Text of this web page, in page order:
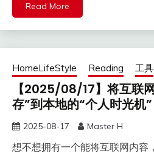
Read More
HomeLifeStyle Reading 工具
【2025/08/17】将互联
存”到本地的“个人时光机”
2025-08-17 Master H
想不想拥有一个能将互联网内容